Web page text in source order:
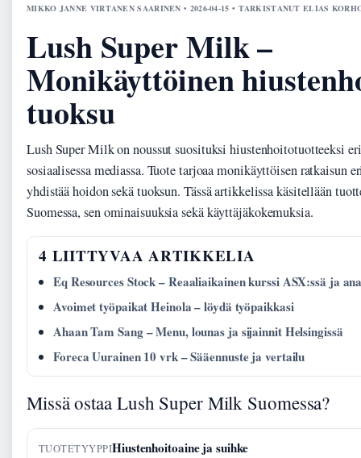
MIKKO JANNE VIRTANEN SAARINEN • 2026-04-15 • TARKISTANUT ELIAS
Lush Super Milk –
Monikäyttöinen
tuoksu
Lush Super Milk on noussut suosituksi hiustenhoitotuotteeksi
sosiaalisessa mediassa. Tuote tarjoaa monikäyttöisen ratkaisun
yhdistää hoidon sekä tuoksun. Tässä artikkelissa käsitellään
Suomessa, sen ominaisuuksia sekä käyttäjäkokemuksia.
4 LIITTYVAA ARTIKKELIA
Eq Resources Stock – Reaaliaikainen kurssi ASX:ssä ja
Avoimet työpaikat Heinola – löydä työpaikkasi
Ahaan Tam Sang – Menu, lounas ja sijainnit Helsingissä
Foreca Uurainen 10 vrk – Sääennuste ja vertailu
Missä ostaa Lush Super Milk Suomessa?
TUOTETYYPPIHiustenhoitoaine ja suihke